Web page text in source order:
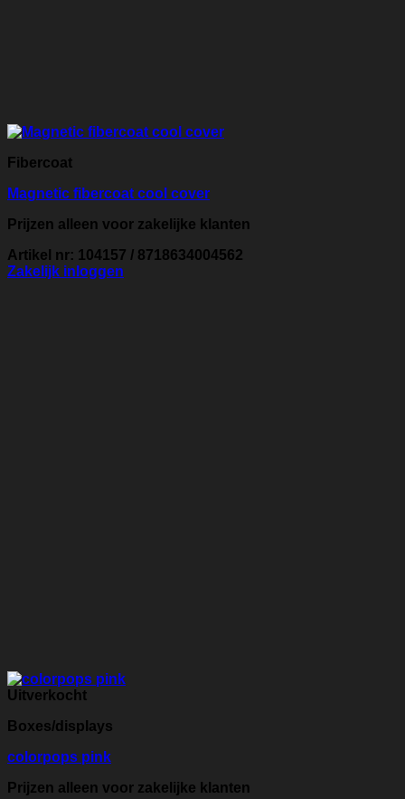
Fibercoat
Magnetic fibercoat cool cover
Prijzen alleen voor zakelijke klanten
Artikel nr: 104157 / 8718634004562
Zakelijk inloggen
Uitverkocht
Boxes/displays
colorpops pink
Prijzen alleen voor zakelijke klanten